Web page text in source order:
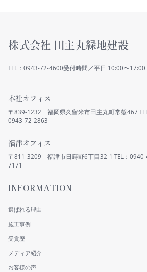
株式会社 田主丸緑地建設
TEL：0943-72-4600受付時間／平日 10:00〜17:00
本社オフィス
〒839-1232 福岡県久留米市田主丸町常盤467
0943-72-2863
福津オフィス
〒811-3209 福津市日蒔野6丁目32-1
7171
INFORMATION
選ばれる理由
施工事例
受賞歴
メディア紹介
お客様の声